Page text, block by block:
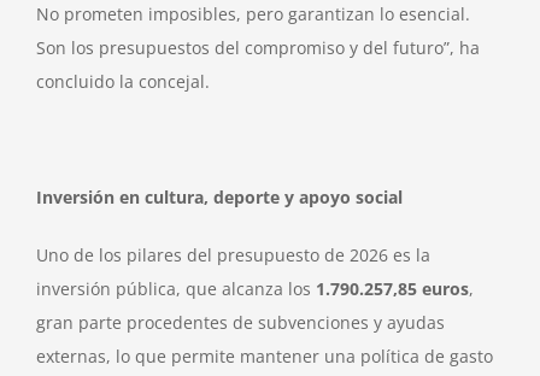
No prometen imposibles, pero garantizan lo esencial.
Son los presupuestos del compromiso y del futuro”, ha
concluido la concejal.
Inversión en cultura, deporte y apoyo social
Uno de los pilares del presupuesto de 2026 es la
inversión pública, que alcanza los 1.790.257,85 euros,
gran parte procedentes de subvenciones y ayudas
externas, lo que permite mantener una política de gasto